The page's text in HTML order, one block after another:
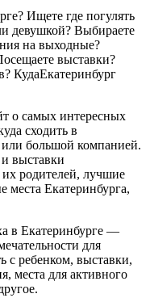
Ищете где погулять
девушкой? Выбираете
на выходные?
выставки?
КудаЕкатеринбург
о самых интересных
сходить в
или большой компанией.
выставки
родителей, лучшие
места Екатеринбурга,
в Екатеринбурге —
для
с ребенком, выставки,
места для активного